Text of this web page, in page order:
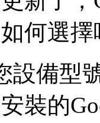
何選擇
設備型
裝的